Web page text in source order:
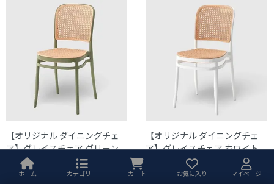
【オリジナル ダイニングチェ
ア】グレイスチェア グリーン
ポリプロピレン製 軽量
12,600円(税込)
【オリジナル ダイニングチェ
ア】グレイスチェア ホワイト
ポリプロピレン製 北欧風 おし
ゃれ 軽量 椅子
ホーム カテゴリー カート お気に入り マイページ